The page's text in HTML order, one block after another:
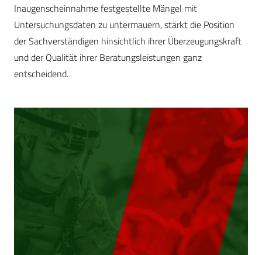
Inaugenscheinnahme festgestellte Mängel mit
Untersuchungsdaten zu untermauern, stärkt die Position
der Sachverständigen hinsichtlich ihrer Überzeugungskraft
und der Qualität ihrer Beratungsleistungen ganz
entscheidend.